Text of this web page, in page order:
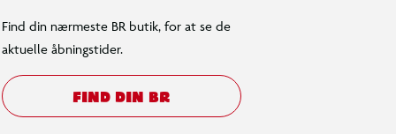
Find din nærmeste BR butik, for at se de
aktuelle åbningstider.
FIND DIN BR